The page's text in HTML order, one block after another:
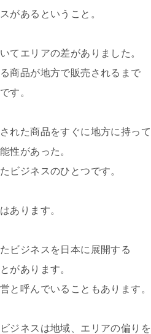
があるということ。
てエリアの差がありました。
商品が地方で販売されるまで
す。
れた商品をすぐに地方に持って
性があった。
ビジネスのひとつです。
あります。
ビジネスを日本に展開する
があります。
と呼んでいることもあります。
ジネスは地域、エリアの偏りを